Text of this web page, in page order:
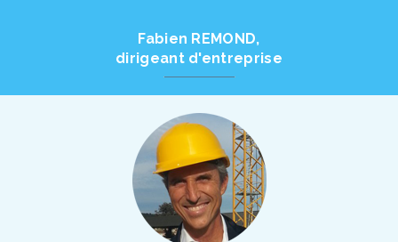
Fabien REMOND,
dirigeant d'entreprise